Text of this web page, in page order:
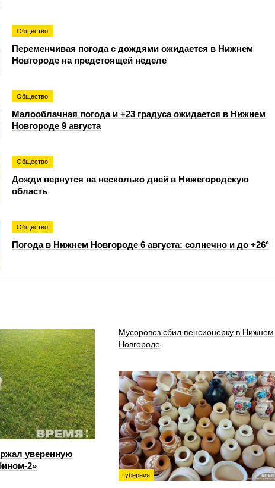
Общество
Переменчивая погода с дождями ожидается в Нижнем
Новгороде на предстоящей неделе
Общество
Малооблачная погода и +23 градуса ожидается в Нижнем
Новгороде 9 августа
Общество
Дожди вернутся на несколько дней в Нижегородскую
область
Общество
Погода в Нижнем Новгороде 6 августа: солнечно и до +26°
уверенную
Мусоровоз сбил пенсионерку в Нижнем
Новгороде
Губерния